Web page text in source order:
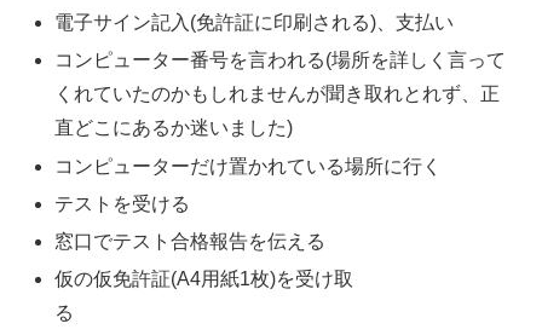
電子サイン記入(免許証に印刷される)、支払い
コンピューター番号を言われる(場所を詳しく言って
くれていたのかもしれませんが聞き取れとれず、正
直どこにあるか迷いました)
コンピューターだけ置かれている場所に行く
テストを受ける
窓口でテスト合格報告を伝える
仮の仮免許証(A4用紙1枚)を受け取
る